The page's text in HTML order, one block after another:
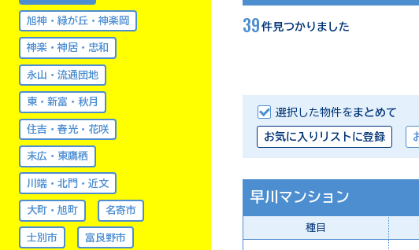
旭神・緑が丘・神楽岡
神楽・神居・忠和
永山・流通団地
東・新富・秋月
住吉・春光・花咲
末広・東鷹栖
川端・北門・近文
大町・旭町 名寄市
士別市 富良野市
39 件見つかりました
選択した物件をまとめて
お気に入りリストに登録
早川マンション
種目